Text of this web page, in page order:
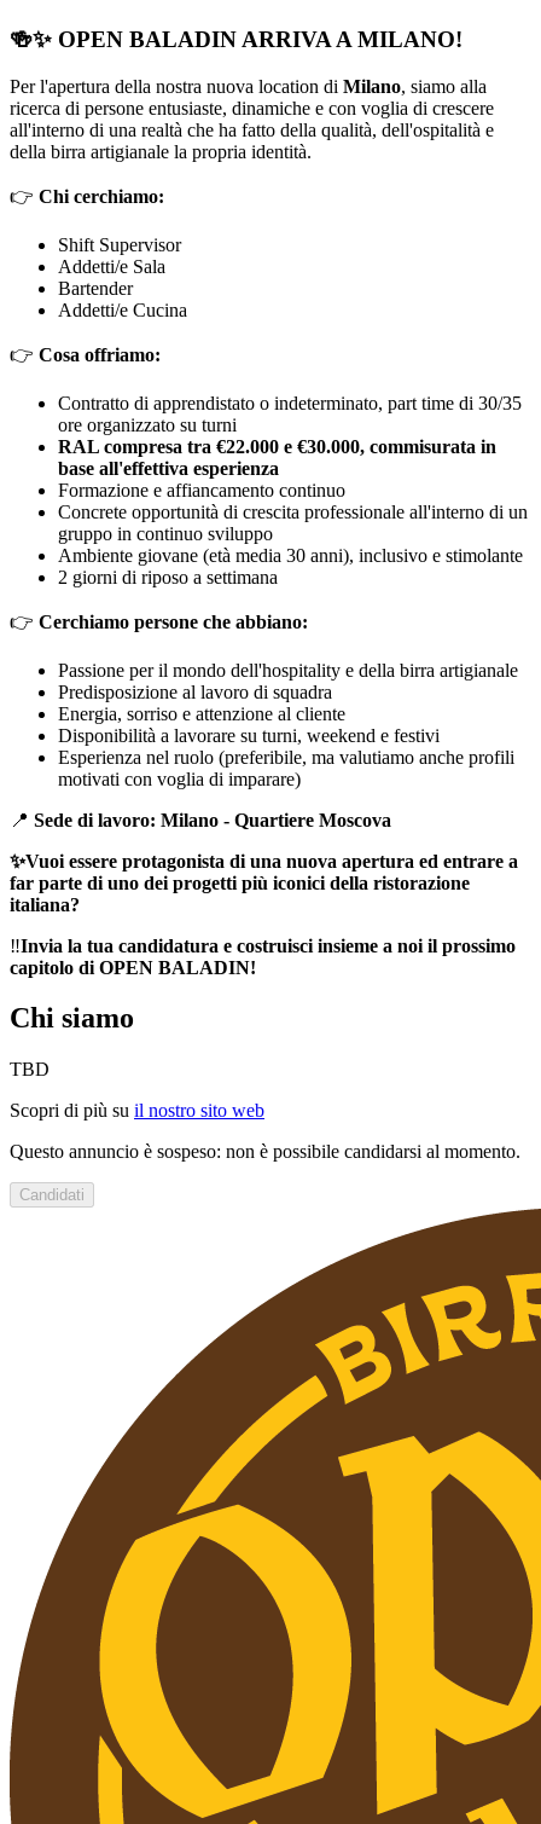
🍻✨ OPEN BALADIN ARRIVA A MILANO!
Per l'apertura della nostra nuova location di Milano, siamo alla
ricerca di persone entusiaste, dinamiche e con voglia di crescere
all'interno di una realtà che ha fatto della qualità, dell'ospitalità e
della birra artigianale la propria identità.
👉 Chi cerchiamo:
Shift Supervisor
Addetti/e Sala
Bartender
Addetti/e Cucina
👉 Cosa offriamo:
Contratto di apprendistato o indeterminato, part time di 30/35
ore organizzato su turni
RAL compresa tra €22.000 e €30.000, commisurata in
base all'effettiva esperienza
Formazione e affiancamento continuo
Concrete opportunità di crescita professionale all'interno di un
gruppo in continuo sviluppo
Ambiente giovane (età media 30 anni), inclusivo e stimolante
2 giorni di riposo a settimana
👉 Cerchiamo persone che abbiano:
Passione per il mondo dell'hospitality e della birra artigianale
Predisposizione al lavoro di squadra
Energia, sorriso e attenzione al cliente
Disponibilità a lavorare su turni, weekend e festivi
Esperienza nel ruolo (preferibile, ma valutiamo anche profili
motivati con voglia di imparare)
📍 Sede di lavoro: Milano - Quartiere Moscova
✨Vuoi essere protagonista di una nuova apertura ed entrare a
far parte di uno dei progetti più iconici della ristorazione
italiana?
‼️Invia la tua candidatura e costruisci insieme a noi il prossimo
capitolo di OPEN BALADIN!
Chi siamo
TBD
Scopri di più su il nostro sito web
Questo annuncio è sospeso: non è possibile candidarsi al momento.
Candidati